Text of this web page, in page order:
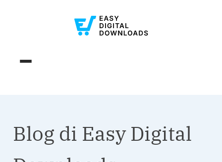
Blog di Easy Digital